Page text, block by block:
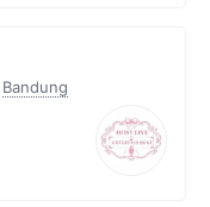
Bandung